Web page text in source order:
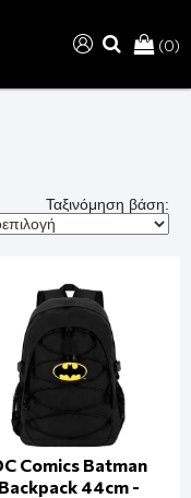
(0)
Ταξινόμηση βάση:
Comics Batman
Backpack 44cm -